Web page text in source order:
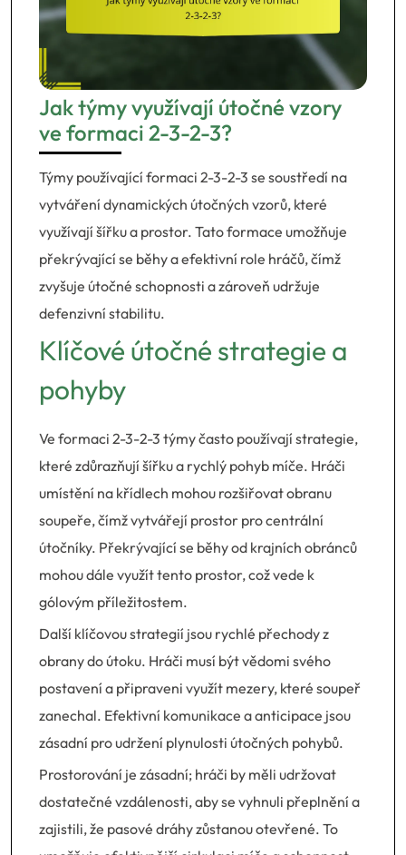
Jak týmy využívají útočné vzory
ve formaci 2-3-2-3?
Týmy používající formaci 2-3-2-3 se soustředí na
vytváření dynamických útočných vzorů, které
využívají šířku a prostor. Tato formace umožňuje
překrývající se běhy a efektivní role hráčů, čímž
zvyšuje útočné schopnosti a zároveň udržuje
defenzivní stabilitu.
Klíčové útočné strategie a
pohyby
Ve formaci 2-3-2-3 týmy často používají strategie,
které zdůrazňují šířku a rychlý pohyb míče. Hráči
umístění na křídlech mohou rozšiřovat obranu
soupeře, čímž vytvářejí prostor pro centrální
útočníky. Překrývající se běhy od krajních obránců
mohou dále využít tento prostor, což vede k
gólovým příležitostem.
Další klíčovou strategií jsou rychlé přechody z
obrany do útoku. Hráči musí být vědomi svého
postavení a připraveni využít mezery, které soupeř
zanechal. Efektivní komunikace a anticipace jsou
zásadní pro udržení plynulosti útočných pohybů.
Prostorování je zásadní; hráči by měli udržovat
dostatečné vzdálenosti, aby se vyhnuli přeplnění a
zajistili, že pasové dráhy zůstanou otevřené. To